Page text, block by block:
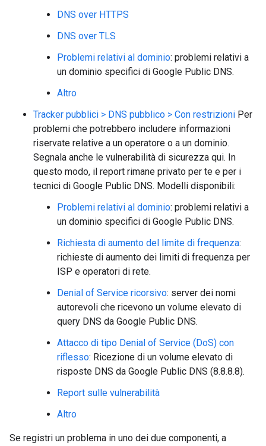
DNS over HTTPS
DNS over TLS
Problemi relativi al dominio: problemi relativi a
un dominio specifici di Google Public DNS.
Altro
Tracker pubblici > DNS pubblico > Con restrizioni Per
problemi che potrebbero includere informazioni
riservate relative a un operatore o a un dominio.
Segnala anche le vulnerabilità di sicurezza qui. In
questo modo, il report rimane privato per te e per i
tecnici di Google Public DNS. Modelli disponibili:
Problemi relativi al dominio: problemi relativi a
un dominio specifici di Google Public DNS.
Richiesta di aumento del limite di frequenza:
richieste di aumento dei limiti di frequenza per
ISP e operatori di rete.
Denial of Service ricorsivo: server dei nomi
autorevoli che ricevono un volume elevato di
query DNS da Google Public DNS.
Attacco di tipo Denial of Service (DoS) con
riflesso: Ricezione di un volume elevato di
risposte DNS da Google Public DNS (8.8.8.8).
Report sulle vulnerabilità
Altro
Se registri un problema in uno dei due componenti, a